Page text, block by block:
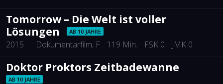
Tomorrow – Die Welt ist voller
Lösungen
AB 10 JAHRE
2015 Dokumentarfilm, F 119 Min. FSK 0 JMK 0
Doktor Proktors Zeitbadewanne
AB 10 JAHRE